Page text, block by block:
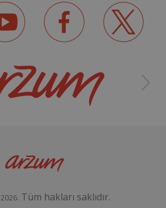
2026. Tüm hakları saklıdır.